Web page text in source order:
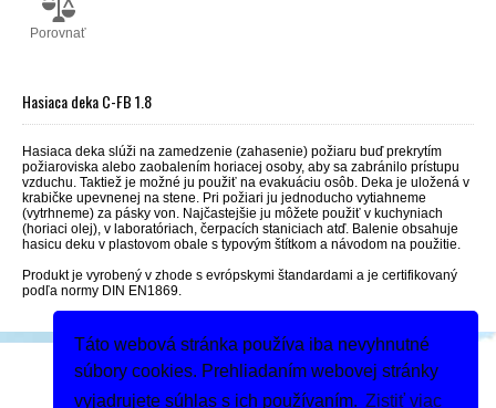
Táto webová stránka používa iba nevyhnutné
súbory cookies. Prehliadaním webovej stránky
vyjadrujete súhlas s ich používaním. Zistiť viac
Porovnať
Hasiaca deka C-FB 1.8
Hasiaca deka slúži na zamedzenie (zahasenie) požiaru buď prekrytím
požiaroviska alebo zaobalením horiacej osoby, aby sa zabránilo prístupu
vzduchu. Taktiež je možné ju použiť na evakuáciu osôb. Deka je uložená v
krabičke upevnenej na stene. Pri požiari ju jednoducho vytiahneme
(vytrhneme) za pásky von. Najčastejšie ju môžete použiť v kuchyniach
(horiaci olej), v laboratóriach, čerpacích staniciach atď. Balenie obsahuje
hasicu deku v plastovom obale s typovým štítkom a návodom na použitie.
Produkt je vyrobený v zhode s evrópskymi štandardami a je certifikovaný
podľa normy DIN EN1869.
Podeľte sa
Dodanie tovaru